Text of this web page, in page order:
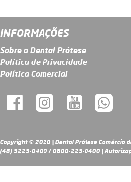
INFORMAÇÕES
Sobre a Dental Prótese
Política de Privacidade
Política Comercial
Copyright © 2020 | Dental Prótese Comércio
(48) 3223-0400 / 0800-223-0400 |